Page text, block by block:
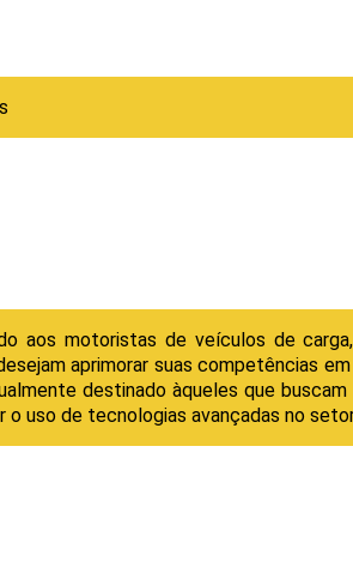
aos motoristas de veículos de
aprimorar suas competências
destinado àqueles que buscam
uso de tecnologias avançadas no